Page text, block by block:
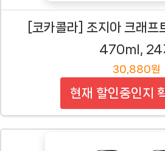
[코카콜라] 조지아 크래프
470ml, 24
30,880원
현재 할인중인지